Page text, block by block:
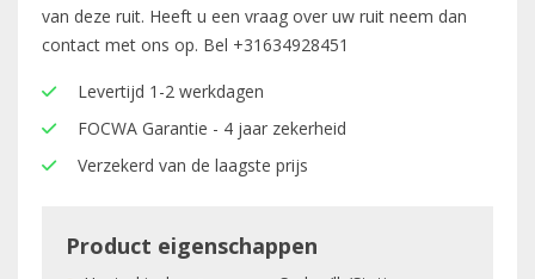
van deze ruit. Heeft u een vraag over uw ruit neem dan
contact met ons op. Bel +31634928451
Levertijd 1-2 werkdagen
FOCWA Garantie - 4 jaar zekerheid
Verzekerd van de laagste prijs
Product eigenschappen